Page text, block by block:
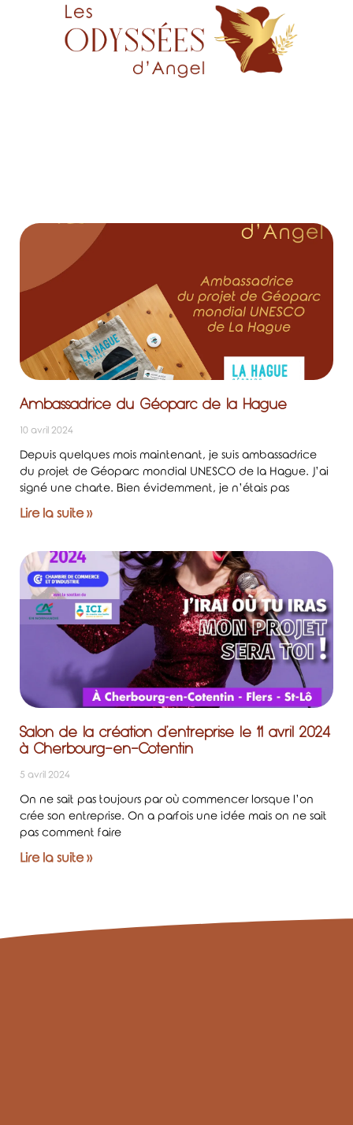
Ambassadrice du Géoparc de la Hague
10 avril 2024
Depuis quelques mois maintenant, je suis ambassadrice
du projet de Géoparc mondial UNESCO de la Hague. J’ai
signé une charte. Bien évidemment, je n’étais pas
Lire la suite »
Salon de la création d’entreprise le 11 avril 2024
à Cherbourg-en-Cotentin
5 avril 2024
On ne sait pas toujours par où commencer lorsque l’on
crée son entreprise. On a parfois une idée mais on ne sait
pas comment faire
Lire la suite »